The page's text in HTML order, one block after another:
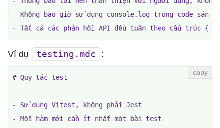
- Không bao giờ sử dụng console.log trong code sản
- Tất cả các phản hồi API đều tuân theo cấu trúc {
Ví dụ testing.mdc :
# Quy tắc test
- Sử dụng Vitest, không phải Jest
- Mỗi hàm mới cần ít nhất một bài test